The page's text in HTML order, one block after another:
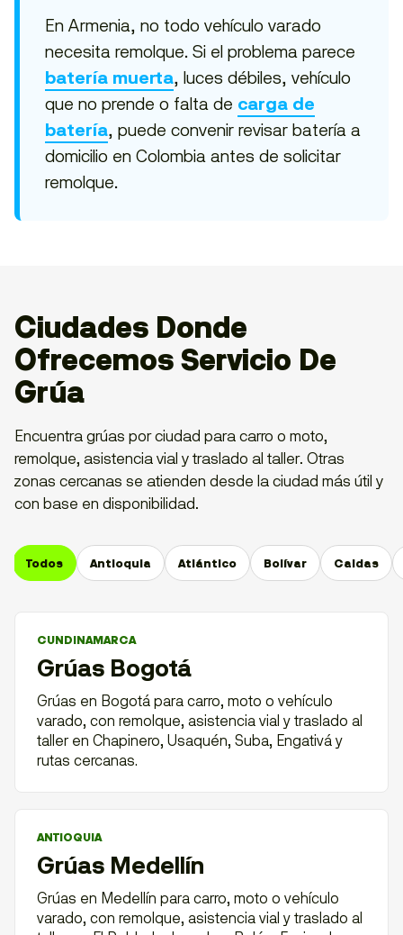
En Armenia, no todo vehículo varado
necesita remolque. Si el problema parece
batería muerta, luces débiles, vehículo
que no prende o falta de carga de
batería, puede convenir revisar batería a
domicilio en Colombia antes de solicitar
remolque.
Ciudades Donde
Ofrecemos Servicio De
Grúa
Encuentra grúas por ciudad para carro o moto,
remolque, asistencia vial y traslado al taller. Otras
zonas cercanas se atienden desde la ciudad más útil y
con base en disponibilidad.
Todos Antioquia Atlántico Bolívar Caldas
CUNDINAMARCA
Grúas Bogotá
Grúas en Bogotá para carro, moto o vehículo
varado, con remolque, asistencia vial y traslado al
taller en Chapinero, Usaquén, Suba, Engativá y
rutas cercanas.
ANTIOQUIA
Grúas Medellín
Grúas en Medellín para carro, moto o vehículo
varado, con remolque, asistencia vial y traslado al